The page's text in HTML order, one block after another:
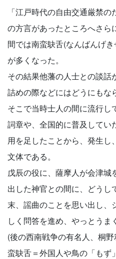
「江戸時代の自由交通厳禁
の方言があったところへさら
間では南蛮鴃舌(なんばんげ
が多くなった。
その結果他藩の人士との談話
詰めの際などにはどうにもな
そこで当時士人の間に流行し
詞章や、全国的に普及してい
用を足したことから、発生
文体である。
戊辰の役に、薩摩人が会津
出した神官との間に、どうし
末、謡曲のことを思い出し、
しく問答を進め、やっとうま
(後の西南戦争の有名人、桐
蛮鴃舌＝外国人や鳥の「もず